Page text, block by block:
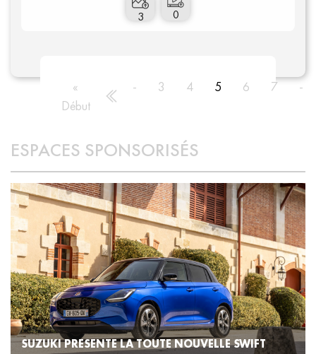
Qui sommes-nous ?
0
3
«
Début
- 3 4 5 6 7 -
ESPACES SPONSORISÉS
SUZUKI PRESENTE LA TOUTE NOUVELLE SWIFT